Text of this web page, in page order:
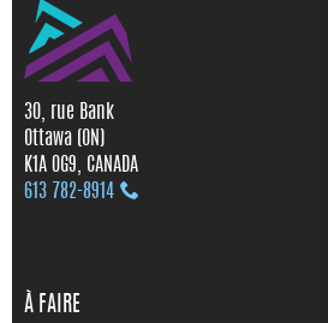
30, rue Bank
Ottawa (ON)
K1A 0G9, CANADA
613 782‑8914
À FAIRE